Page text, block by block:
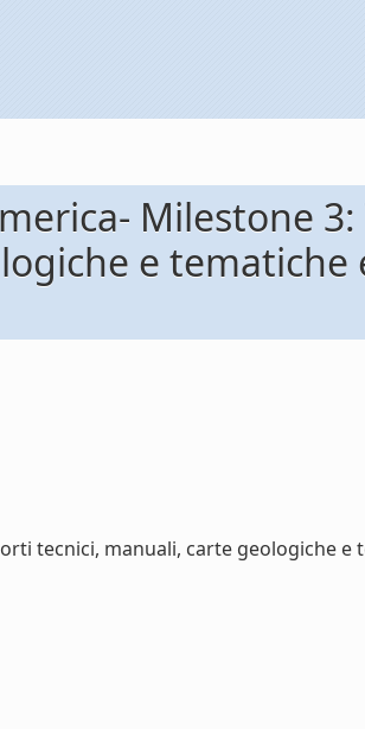
Milestone 3:
e tematiche
tecnici, manuali, carte geologiche e